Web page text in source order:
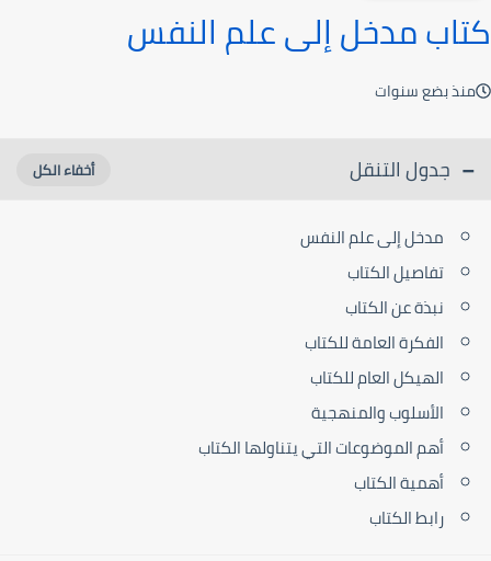
كتاب مدخل إلى علم النفس
منذ بضع سنوات
جدول التنقل
مدخل إلى علم النفس
تفاصيل الكتاب
نبذة عن الكتاب
الفكرة العامة للكتاب
الهيكل العام للكتاب
الأسلوب والمنهجية
أهم الموضوعات التي يتناولها الكتاب
أهمية الكتاب
رابط الكتاب